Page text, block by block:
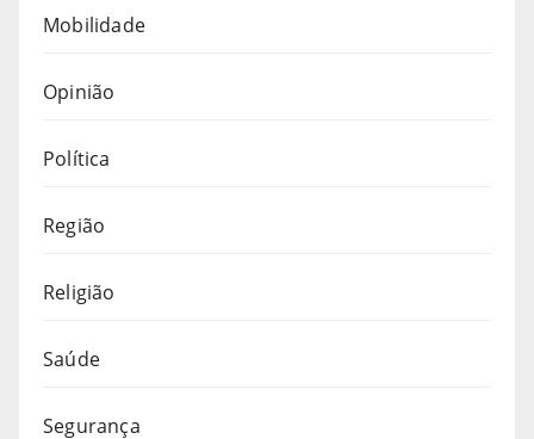
Mobilidade
Opinião
Política
Região
Religião
Saúde
Segurança